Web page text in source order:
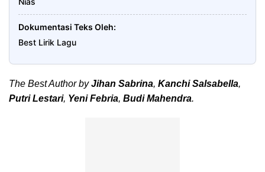
Dokumentasi Teks Oleh
Best Lirik Lagu
The Best Author byJihan Sabrina, Kanchi Salsabella,
Putri Lestari, Yeni Febria, Budi Mahendra.